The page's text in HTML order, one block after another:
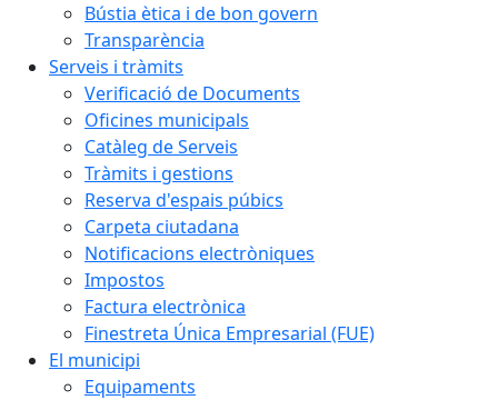
Bústia ètica i de bon govern
Transparència
Serveis i tràmits
Verificació de Documents
Oficines municipals
Catàleg de Serveis
Tràmits i gestions
Reserva d'espais púbics
Carpeta ciutadana
Notificacions electròniques
Impostos
Factura electrònica
Finestreta Única Empresarial (FUE)
El municipi
Equipaments